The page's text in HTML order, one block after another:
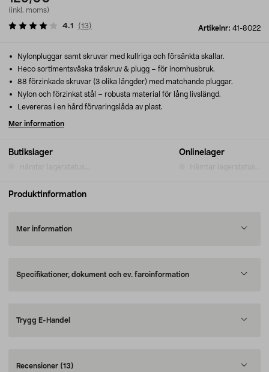
(inkl. moms)
Artikelnr: 41-8022
4.1 (13)
Butikslager Onlinelager
Nylonpluggar samt skruvar med kullriga och försänkta skallar.
Heco sortimentsväska träskruv & plugg – för inomhusbruk.
88 förzinkade skruvar (3 olika längder) med matchande pluggar.
Nylon och förzinkat stål – robusta material för lång livslängd.
Levereras i en hård förvaringslåda av plast.
Mer information
Produktinformation
Mer information
Specifikationer, dokument och ev. faroinformation
Trygg E-Handel
Recensioner (13)